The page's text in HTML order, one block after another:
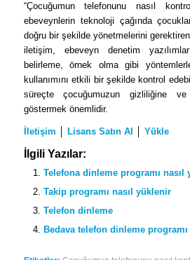
“Çocuğumun telefonunu nasıl
ebeveynlerin teknoloji çağında
doğru bir şekilde yönetmelerini
iletişim, ebeveyn denetim
belirleme, örnek olma gibi
kullanımını etkili bir şekilde kontrol
süreçte çocuğumuzun gizliliğine
göstermek önemlidir.
İletişim Lisans Satın Al Yükle
İlgili Yazılar:
Telefona dinleme programı nasıl
Takip programı nasıl yüklenir
Telefon dinleme
Bedava telefon dinleme programı